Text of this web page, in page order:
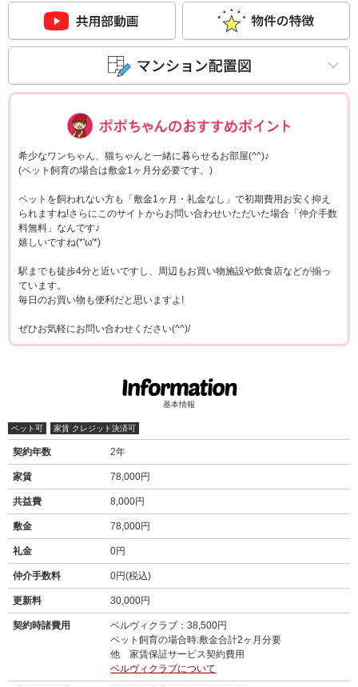
希少なワンちゃん、猫ちゃんと一緒に暮らせるお部屋(^^)♪
(ペット飼育の場合は敷金1ヶ月分必要です。)
ペットを飼われない方も「敷金1ヶ月・礼金なし」で初期費用お安く抑え
られますね!さらにこのサイトからお問い合わせいただいた場合「仲介手数
料無料」なんです♪
嬉しいですね(*'ω'*)
駅までも徒歩4分と近いですし、周辺もお買い物施設や飲食店などが揃っ
ています。
毎日のお買い物も便利だと思いますよ!
ぜひお気軽にお問い合わせください(^^)/
基本情報
ペット可 家賃 クレジット決済可
契約年数 2年
家賃 78,000円
共益費 8,000円
敷金 78,000円
礼金 0円
仲介手数料 0円(税込)
更新料 30,000円
契約時諸費用
ベルヴィクラブ：38,500円
ペット飼育の場合時:敷金合計2ヶ月分要
他 家賃保証サービス契約費用
ベルヴィクラブについて